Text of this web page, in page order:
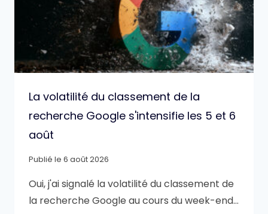
La volatilité du classement de la
recherche Google s'intensifie les 5 et 6
août
Publié le 6 août 2026
Oui, j'ai signalé la volatilité du classement de
la recherche Google au cours du week-end…